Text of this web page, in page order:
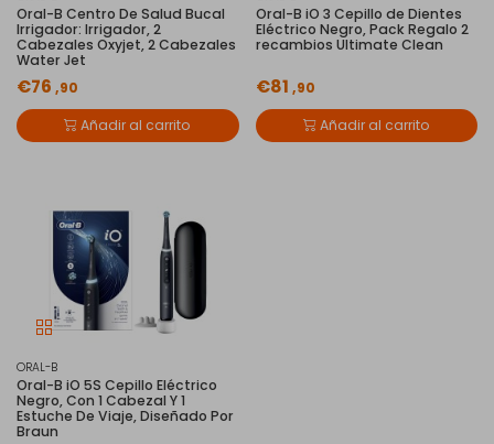
Oral-B Centro De Salud Bucal
Irrigador: Irrigador, 2
Cabezales Oxyjet, 2 Cabezales
Water Jet
€76 ,90
Añadir al carrito
Oral-B iO 3 Cepillo de Dientes
Eléctrico Negro, Pack Regalo 2
recambios Ultimate Clean
€81 ,90
Añadir al carrito
ORAL-B
Oral-B iO 5S Cepillo Eléctrico
Negro, Con 1 Cabezal Y 1
Estuche De Viaje, Diseñado Por
Braun